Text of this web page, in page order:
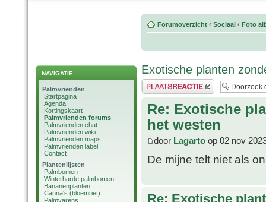
NAVIGATIE
Palmvrienden
Startpagina
Agenda
Kortingskaart
Palmvrienden forums
Palmvrienden chat
Palmvrienden wiki
Palmvrienden maps
Palmvrienden label
Contact
Plantenlijsten
Palmbomen
Winterharde palmbomen
Bananenplanten
Canna's (bloemriet)
Palmvarens
Forumoverzicht ‹ Sociaal ‹ Foto
Exotische planten
Plaats een reactie
Re: Exotische
het westen
door Lagarto op 02 nov
De mijne telt niet als
Re: Exotische